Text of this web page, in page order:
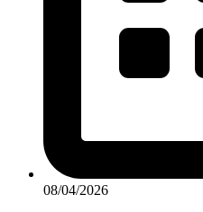
08/04/2026